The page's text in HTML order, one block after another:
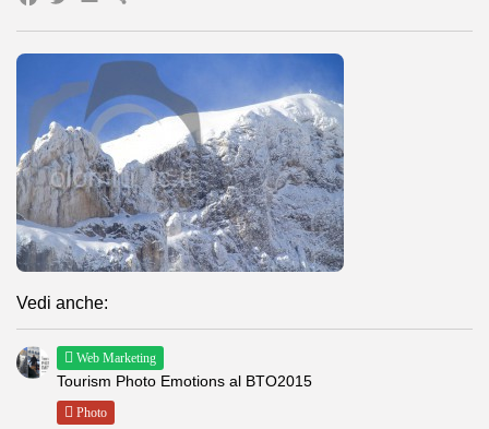
Vedi anche:
Web Marketing
Tourism Photo Emotions al BTO2015
Photo